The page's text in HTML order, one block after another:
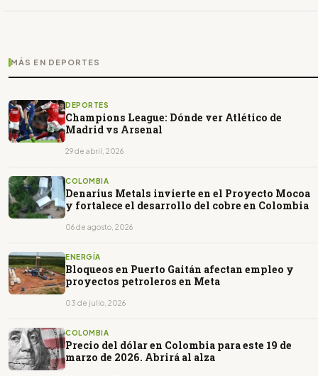
MÁS EN DEPORTES
DEPORTES
Champions League: Dónde ver Atlético de
Madrid vs Arsenal
29 de abril, 2026
COLOMBIA
Denarius Metals invierte en el Proyecto Mocoa
y fortalece el desarrollo del cobre en Colombia
06 de agosto, 2026
ENERGÍA
Bloqueos en Puerto Gaitán afectan empleo y
proyectos petroleros en Meta
03 de julio, 2026
COLOMBIA
Precio del dólar en Colombia para este 19 de
marzo de 2026. Abrirá al alza